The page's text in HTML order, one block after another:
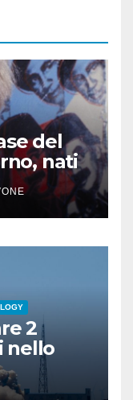
del
nati
2
nello